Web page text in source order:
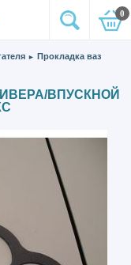
0
► Прокладка ваз
ВПУСКНОЙ